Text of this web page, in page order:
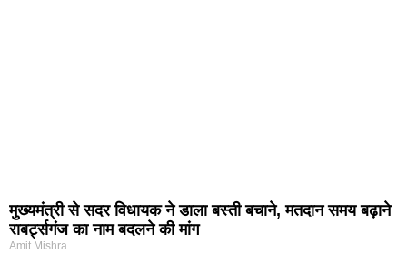
मुख्यमंत्री से सदर विधायक ने डाला बस्ती बचाने, मतदान समय बढ़ाने
राबर्ट्सगंज का नाम बदलने की मांग
Amit Mishra